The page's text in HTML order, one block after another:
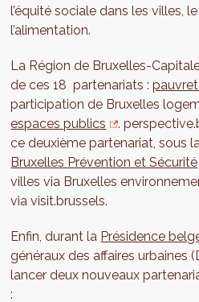
l’équité sociale dans les villes,
l’alimentation.
La Région de Bruxelles-
de ces 18 partenariats :
participation de Bruxelles
espaces publics
.
ce deuxième partenariat, sous
Bruxelles Prévention et Sécurité
villes via Bruxelles
via visit.brussels.
Enfin, durant la Présidence
généraux des affaires urbaines
lancer deux nouveaux
: